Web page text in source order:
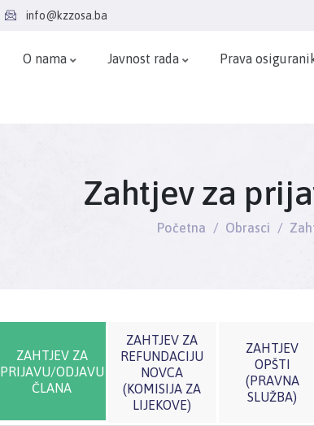
info@kzzosa.ba
O nama Javnost rada Prava
Zahtjev za
Početna Obrasci
ZAHTJEV ZA
PRIJAVU/ODJAVU
ČLANA
ZAHTJEV ZA
REFUNDACIJU
NOVCA
(KOMISIJA ZA
LIJEKOVE)
ZAHTJEV
OPŠTI
(PRAVNA
SLUŽBA)